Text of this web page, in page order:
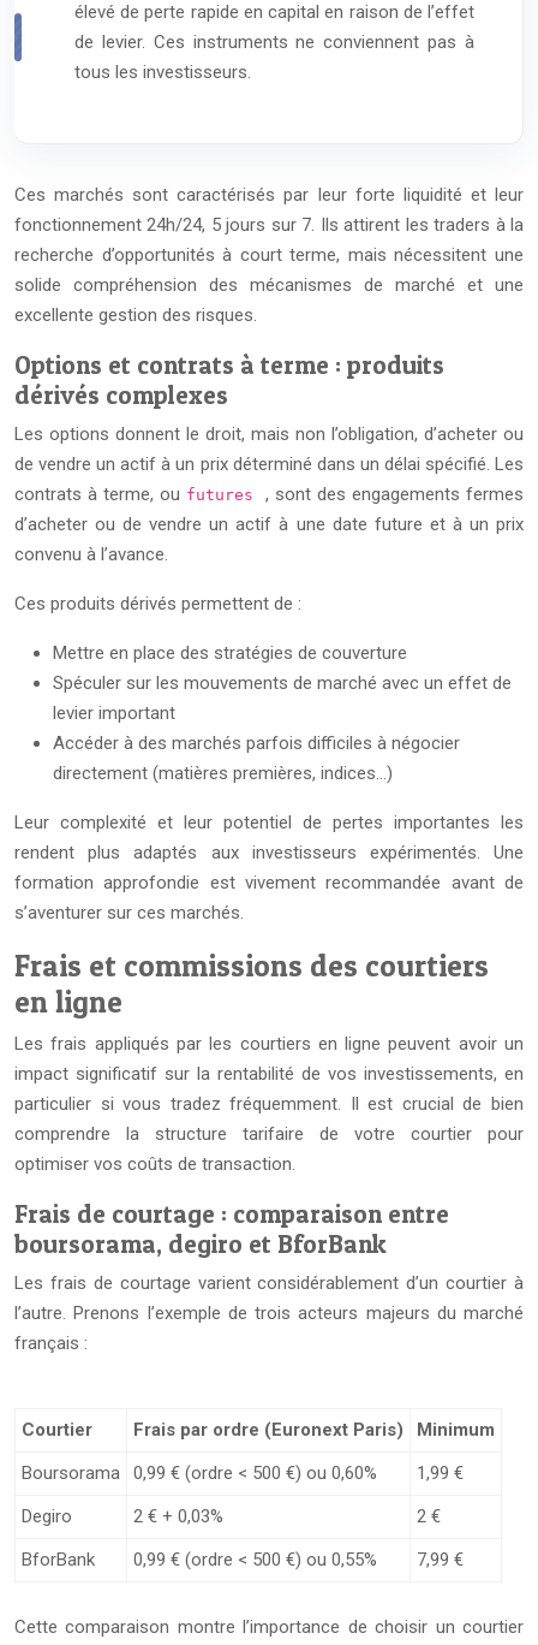
élevé de perte rapide en capital en raison de l’effet
de levier. Ces instruments ne conviennent pas à
tous les investisseurs.
Ces marchés sont caractérisés par leur forte liquidité et leur
fonctionnement 24h/24, 5 jours sur 7. Ils attirent les traders à la
recherche d’opportunités à court terme, mais nécessitent une
solide compréhension des mécanismes de marché et une
excellente gestion des risques.
Options et contrats à terme : produits
dérivés complexes
Les options donnent le droit, mais non l’obligation, d’acheter ou
de vendre un actif à un prix déterminé dans un délai spécifié. Les
contrats à terme, ou futures , sont des engagements fermes
d’acheter ou de vendre un actif à une date future et à un prix
convenu à l’avance.
Ces produits dérivés permettent de :
Mettre en place des stratégies de couverture
Spéculer sur les mouvements de marché avec un effet de
levier important
Accéder à des marchés parfois difficiles à négocier
directement (matières premières, indices…)
Leur complexité et leur potentiel de pertes importantes les
rendent plus adaptés aux investisseurs expérimentés. Une
formation approfondie est vivement recommandée avant de
s’aventurer sur ces marchés.
Frais et commissions des courtiers
en ligne
Les frais appliqués par les courtiers en ligne peuvent avoir un
impact significatif sur la rentabilité de vos investissements, en
particulier si vous tradez fréquemment. Il est crucial de bien
comprendre la structure tarifaire de votre courtier pour
optimiser vos coûts de transaction.
Frais de courtage : comparaison entre
boursorama, degiro et BforBank
Les frais de courtage varient considérablement d’un courtier à
l’autre. Prenons l’exemple de trois acteurs majeurs du marché
français :
Courtier Frais par ordre (Euronext Paris)
Minimum
Boursorama
0,99 € (ordre < 500 €) ou 0,60%
1,99 €
Degiro
2 € + 0,03%
2 €
BforBank
0,99 € (ordre < 500 €) ou 0,55% 7,99 €
Cette comparaison montre l’importance de choisir un courtier